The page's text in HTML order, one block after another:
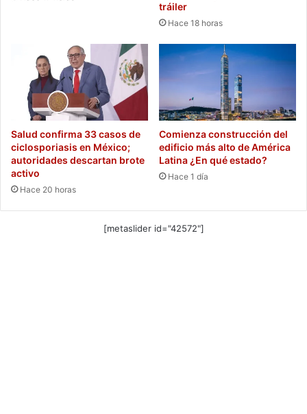
tráiler
Hace 18 horas
Salud confirma 33 casos de
ciclosporiasis en México;
autoridades descartan brote
activo
Hace 20 horas
Comienza construcción del
edificio más alto de América
Latina ¿En qué estado?
Hace 1 día
[metaslider id="42572"]